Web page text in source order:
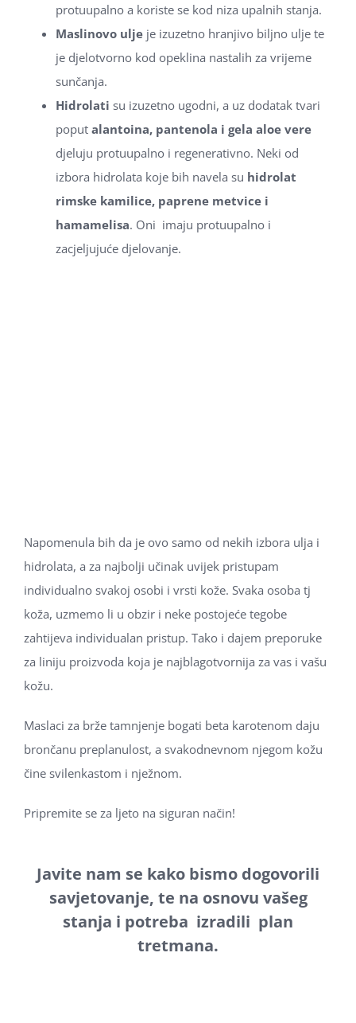
protuupalno a koriste se kod niza upalnih stanja.
Maslinovo ulje je izuzetno hranjivo biljno ulje te
je djelotvorno kod opeklina nastalih za vrijeme
sunčanja.
Hidrolati su izuzetno ugodni, a uz dodatak tvari
poput alantoina, pantenola i gela aloe vere
djeluju protuupalno i regenerativno. Neki od
izbora hidrolata koje bih navela su hidrolat
rimske kamilice, paprene metvice i
hamamelisa. Oni imaju protuupalno i
zacjeljujuće djelovanje.
Napomenula bih da je ovo samo od nekih izbora ulja i
hidrolata, a za najbolji učinak uvijek pristupam
individualno svakoj osobi i vrsti kože. Svaka osoba tj
koža, uzmemo li u obzir i neke postojeće tegobe
zahtijeva individualan pristup. Tako i dajem preporuke
za liniju proizvoda koja je najblagotvornija za vas i vašu
kožu.
Maslaci za brže tamnjenje bogati beta karotenom daju
brončanu preplanulost, a svakodnevnom njegom kožu
čine svilenkastom i nježnom.
Pripremite se za ljeto na siguran način!
Javite nam se kako bismo dogovorili
savjetovanje, te na osnovu vašeg
stanja i potreba izradili plan
tretmana.